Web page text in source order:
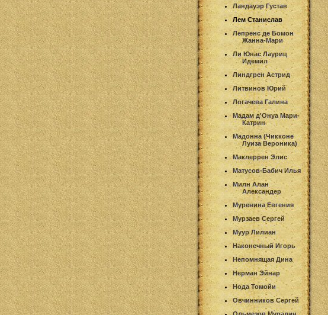
Ландауэр Густав
Лем Станислав
Лепренс де Бомон
Жанна-Мари
Ли Юнас Лауриц
Идемил
Линдгрен Астрид
Литвинов Юрий
Логачева Галина
Мадам д'Онуа Мари-
Катрин
Мадонна (Чикконе
Луиза Вероника)
Маклеррен Элис
Матусов-Бабич Илья
Милн Алан
Александер
Муренина Евгения
Мурзаев Сергей
Муур Лилиан
Наконечный Игорь
Непомнящая Дина
Нерман Эйнар
Нода Томойи
Овчинников Сергей